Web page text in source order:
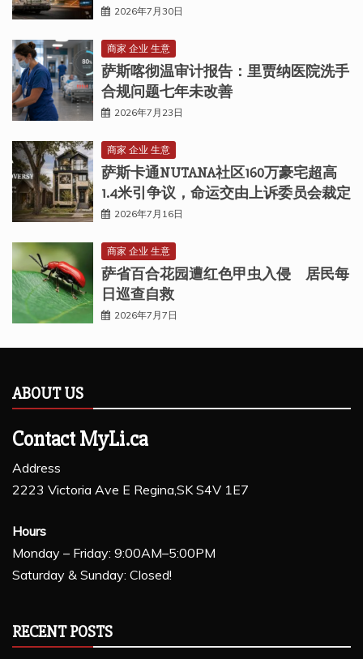
2026年7月30日
商家 企业 生意
萨斯喀彻温审计报告：里贾纳医院洗手
合规问题七年未改善
2026年7月23日
商家 企业 生意
萨斯卡通NUTANA社区160万豪宅超高
1.4米引争议，命运交由上诉委员会裁定
2026年7月16日
商家 企业 生意
萨省百合花园遭红色甲虫入侵 居民每
日巡查自救
2026年7月7日
ABOUT US
Contact MyLi.ca
Address
2223 Victoria Ave E Regina,SK S4V 1E7
Hours
Monday – Friday: 9:00AM–5:00PM
Saturday & Sunday: Closed!
RECENT POSTS